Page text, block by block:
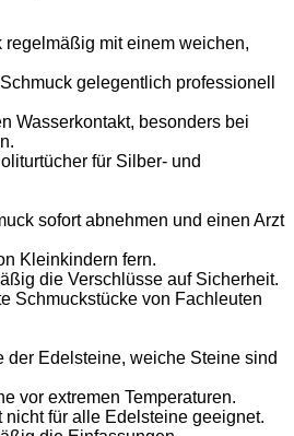
regelmäßig mit einem weichen,
gelegentlich professionell
Wasserkontakt, besonders bei
für Silber- und
sofort abnehmen und einen Arzt
Kleinkindern fern.
die Verschlüsse auf Sicherheit.
Schmuckstücke von Fachleuten
der Edelsteine, weiche Steine sind
vor extremen Temperaturen.
für alle Edelsteine geeignet.